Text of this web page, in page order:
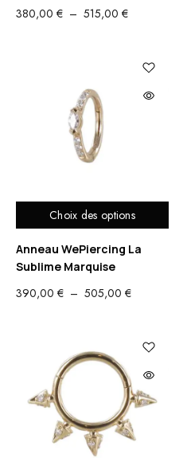
380,00 € – 515,00 €PLAGE
380,00 €
Choix des options
Anneau WePiercing La
Sublime Marquise
390,00 € – 505,00 €PLAGE
390,00 €
505,00 €